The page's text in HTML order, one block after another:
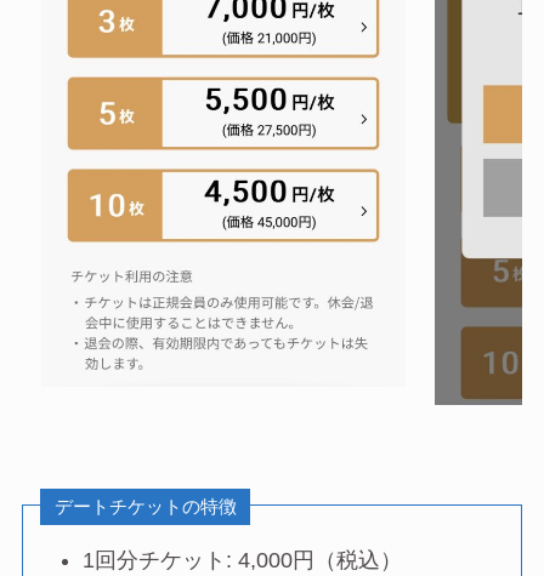
デートチケットの特徴
1回分チケット: 4,000円（税込）